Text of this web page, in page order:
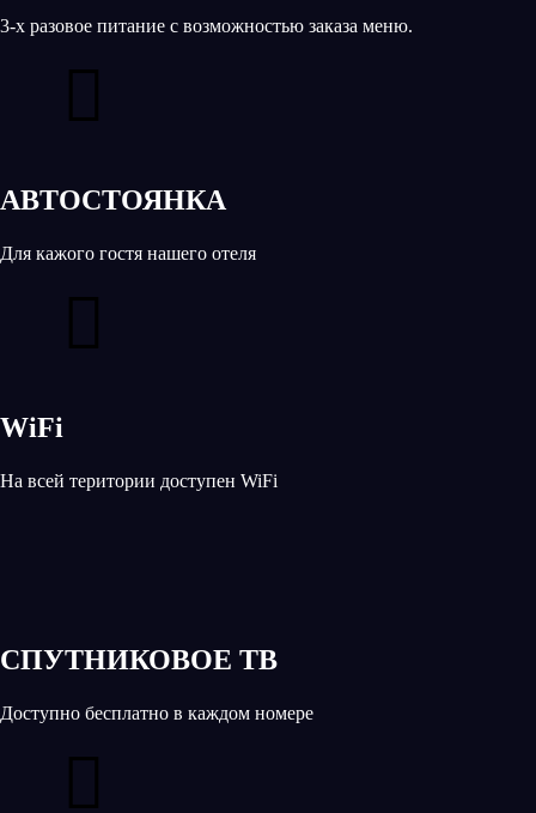
3-х разовое питание с возможностью заказа меню.
АВТОСТОЯНКА
Для кажого гостя нашего отеля
WiFi
На всей територии доступен WiFi
СПУТНИКОВОЕ ТВ
Доступно бесплатно в каждом номере